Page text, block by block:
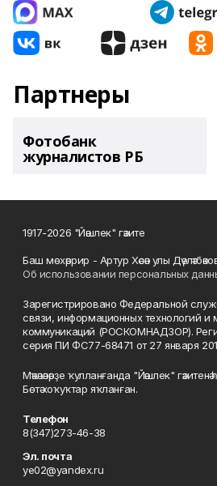
Партнеры
Фотобанк
журналистов РБ
1917-2026 "Йәшлек" гәзите
Баш мөхәррир - Артур Хәсән улы
Об использовании персональных
Зарегистрировано Федеральной
связи, информационных технологий и
коммуникаций (РОСКОМНАДЗОР).
серия ПИ ФС77-68471 от 27 января
Мәҡәләләрҙе ҡулланғанда "Йәшлек"
Бөтә хоҡуҡтар яҡланған.
Телефон
8(347)273-46-38
Эл. почта
ye02@yandex.ru